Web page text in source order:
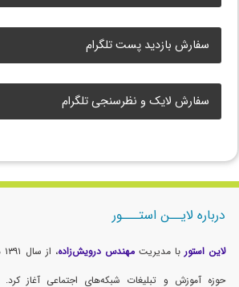
سفارش بازدید پست تلگرام
سفارش لایک و نظرسنجی تلگرام